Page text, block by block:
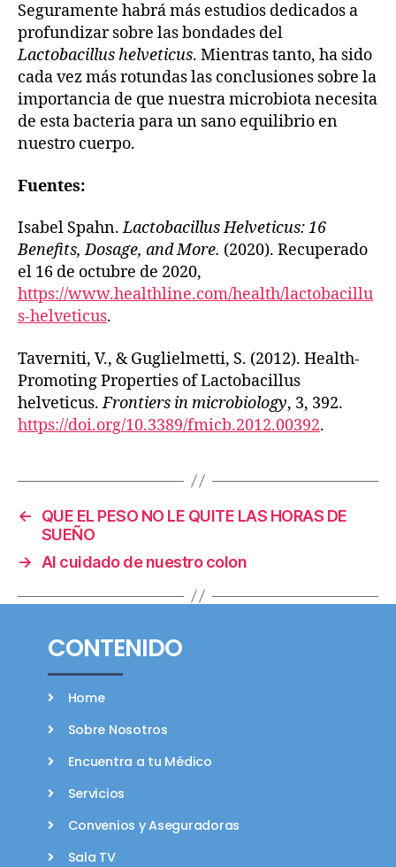
Seguramente habrá más estudios dedicados a
profundizar sobre las bondades del
Lactobacillus helveticus. Mientras tanto, ha sido
cada vez más rotundas las conclusiones sobre la
importancia de que nuestra microbiota necesita
de esta bacteria para un sano equilibrio en
nuestro cuerpo.
Fuentes:
Isabel Spahn.Lactobacillus Helveticus: 16
Benefits, Dosage, and More. (2020). Recuperado
el 16 de octubre de 2020,
https://www.healthline.com/health/lactobacillu
s-helveticus.
Taverniti, V., & Guglielmetti, S. (2012). Health-
Promoting Properties of Lactobacillus
helveticus.Frontiers in microbiology, 3, 392.
https://doi.org/10.3389/fmicb.2012.00392.
←
QUE EL PESO NO LE QUITE LAS HORAS DE
SUEÑO
→
Al cuidado de nuestro colon
CONTENIDO
Home
Sobre Nosotros
Encuentra a tu Médico
Servicios
Convenios y Aseguradoras
Sala TV